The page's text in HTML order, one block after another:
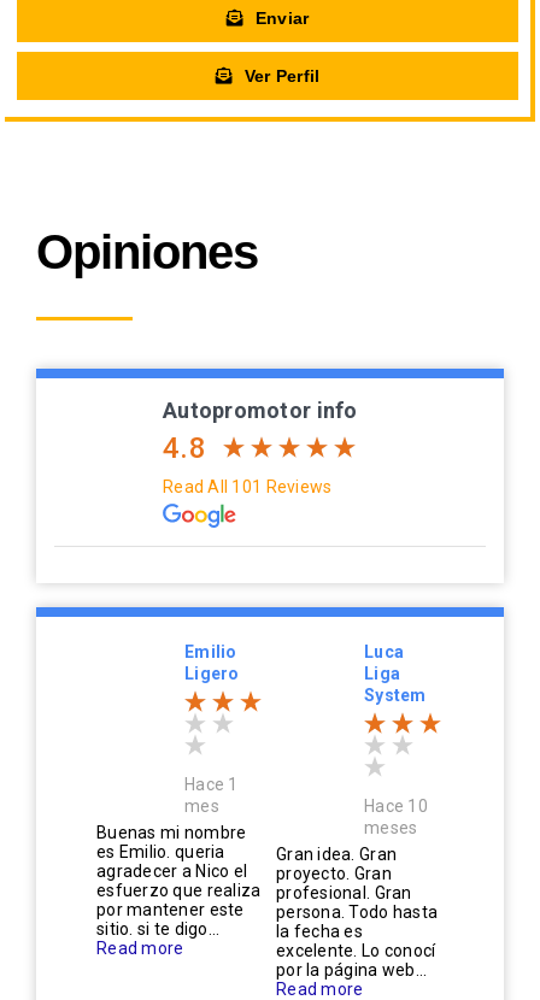
Enviar
Ver Perfil
Opiniones
Autopromotor info
4.8
Read All 101 Reviews
Emilio
Ligero
Hace 1
mes
Buenas mi nombre
es Emilio. queria
agradecer a Nico el
esfuerzo que realiza
por mantener este
sitio. si te digo...
Read more
Luca
Liga
System
Hace 10
meses
Gran idea. Gran
proyecto. Gran
profesional. Gran
persona. Todo hasta
la fecha es
excelente. Lo conocí
por la página web...
Read more